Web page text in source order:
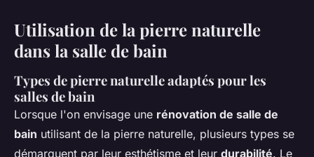
Utilisation de la pierre naturelle
dans la salle de bain
Types de pierre naturelle adaptés pour les
salles de bain
Lorsque l'on envisage une rénovation de salle de
bain utilisant de la pierre naturelle, plusieurs types se
démarquent par leur esthétisme et leur durabilité. Le